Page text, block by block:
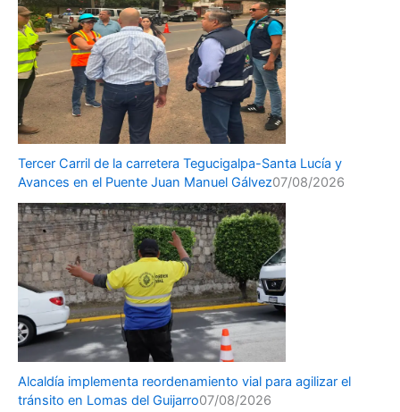
Tercer Carril de la carretera Tegucigalpa-Santa Lucía y
Avances en el Puente Juan Manuel Gálvez07/08/2026
Alcaldía implementa reordenamiento vial para agilizar el
tránsito en Lomas del Guijarro07/08/2026